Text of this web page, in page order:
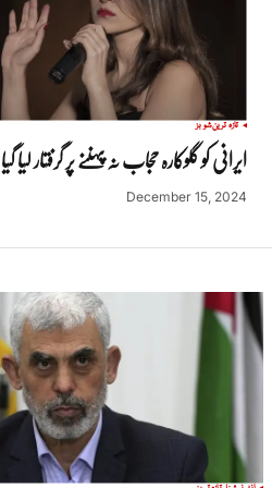
تازہ ترینشوبز
ایرانی کو گلوکارہ حجاب نہ پہننے پر گرفتار لیا گیا
December 15, 2024